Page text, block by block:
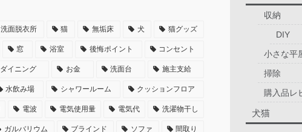
洗面脱衣所 猫 無垢床 犬 猫グッズ
窓 浴室 後悔ポイント コンセント
ダイニング お金 洗面台 施主支給
水飲み場 シャワールーム クッションフロア
電波 電気使用量 電気代 洗濯物干し
ガルバリウム ブラインド ソファ 間取り
収納
DIY
小さな平
掃除
購入品レ
犬猫